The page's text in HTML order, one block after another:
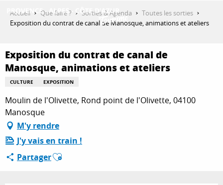
contenu
QUE FAIRE ?
SÉJOURNER
ESPACE PRO
Accueil Que faire ? Sorties & Agenda
Toutes les sorties
Exposition du contrat de canal de Manosque, animations et ateliers
Exposition du contrat de canal de
Manosque, animations et ateliers
CULTURE EXPOSITION
Moulin de l'Olivette, Rond point de l'Olivette, 04100
Manosque
M'y rendre
J'y vais en train !
PartagerAjouter aux favoris